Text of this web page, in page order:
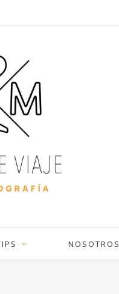
NOSOTROS